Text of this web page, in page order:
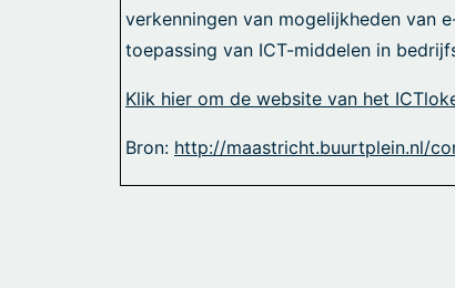
verkenningen van mogelijkheden van
toepassing van ICT-middelen in
Klik hier om de website van het
Bron: http://maastricht.buurtplein.nl/